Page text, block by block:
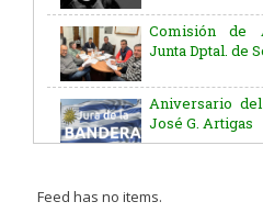
Comisión de
Junta Dptal. de
Aniversario
José G. Artigas
Feed has no items.